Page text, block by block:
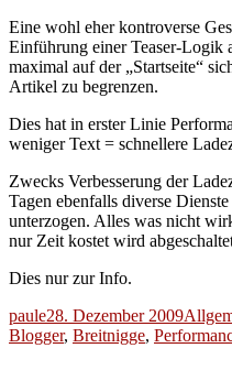
Eine wohl eher kontroverse
Einführung einer Teaser-Logik
maximal auf der „Startseite“
Artikel zu begrenzen.
Dies hat in erster Linie
weniger Text = schnellere
Zwecks Verbesserung der
Tagen ebenfalls diverse
unterzogen. Alles was nicht
nur Zeit kostet wird
Dies nur zur Info.
Autor
pauleVeröffentlicht
am
28. Dezember 2009
Blogger, Breitnigge,